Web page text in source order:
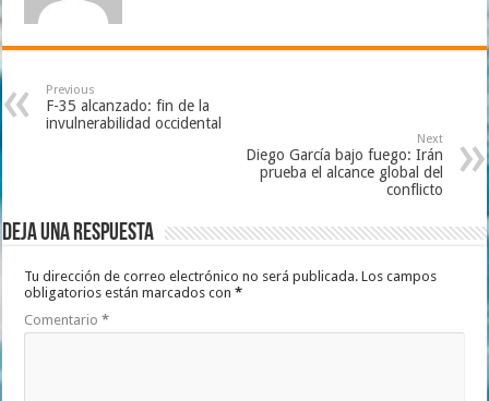
Previous
F-35 alcanzado: fin de la
invulnerabilidad occidental
Next
Diego García bajo fuego: Irán
prueba el alcance global del
conflicto
Deja una respuesta
Tu dirección de correo electrónico no será publicada. Los campos
obligatorios están marcados con*
Comentario*